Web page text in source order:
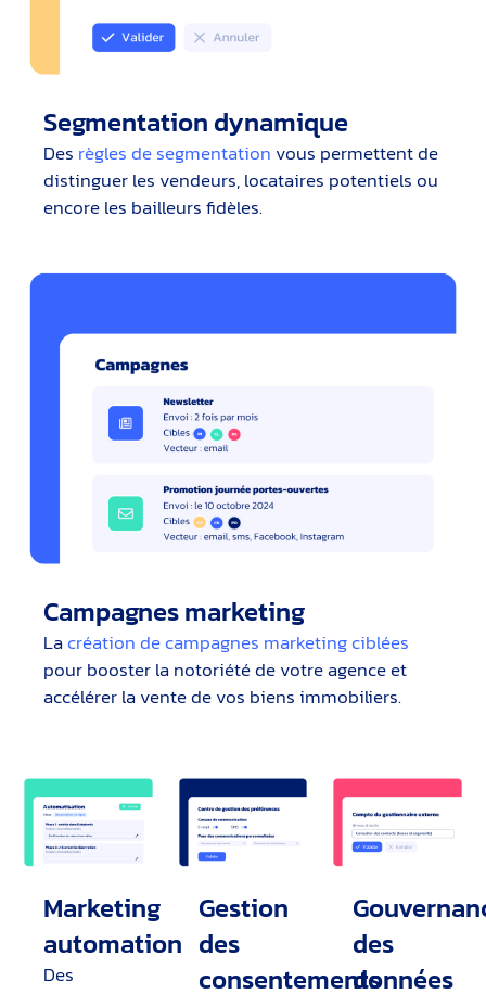
Segmentation dynamique
Des règles de segmentation vous permettent de
distinguer les vendeurs, locataires potentiels ou
encore les bailleurs fidèles.
Campagnes marketing
Lacréation de campagnes marketing ciblées
pour booster la notoriété de votre agence et
accélérer la vente de vos biens immobiliers.
Marketing
automation
Des
Gestion
des
consentements
des
données